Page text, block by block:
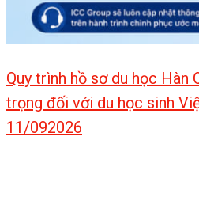
Quy trình hồ sơ du học Hàn
trọng đối với du học sinh
11/092026